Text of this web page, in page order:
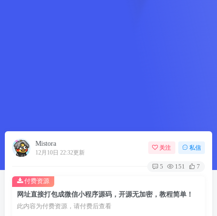
Mistora
12月10日 22:32更新
关注 私信
5 151 7
网址直接打包成微信小程序源码，开源无加密，教程简单！
此内容为付费资源，请付费后查看
付费资源